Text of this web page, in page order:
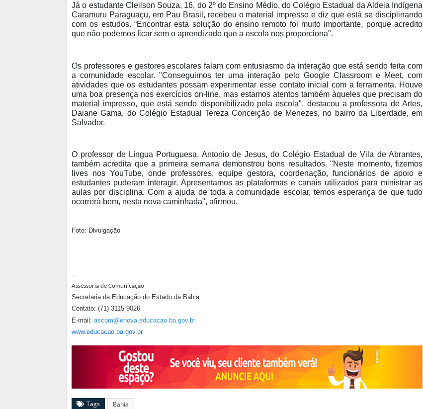
Já o estudante Cleilson Souza, 16, do 2º do Ensino Médio, do Colégio Estadual da Aldeia Indígena
Caramuru Paraguaçu, em Pau Brasil, recebeu o material impresso e diz que está se disciplinando
com os estudos. “Encontrar esta solução do ensino remoto foi muito importante, porque acredito
que não podemos ficar sem o aprendizado que a escola nos proporciona".
Os professores e gestores escolares falam com entusiasmo da interação que está sendo feita com
a comunidade escolar. "Conseguimos ter uma interação pelo Google Classroom e Meet, com
atividades que os estudantes possam experimentar esse contato inicial com a ferramenta. Houve
uma boa presença nos exercícios on-line, mas estamos atentos também àqueles que precisam do
material impresso, que está sendo disponibilizado pela escola", destacou a professora de Artes,
Daiane Gama, do Colégio Estadual Tereza Conceição de Menezes, no bairro da Liberdade, em
Salvador.
O professor de Língua Portuguesa, Antonio de Jesus, do Colégio Estadual de Vila de Abrantes,
também acredita que a primeira semana demonstrou bons resultados. "Neste momento, fizemos
lives nos YouTube, onde professores, equipe gestora, coordenação, funcionários de apoio e
estudantes puderam interagir. Apresentamos as plataformas e canais utilizados para ministrar as
aulas por disciplina. Com a ajuda de toda a comunidade escolar, temos esperança de que tudo
ocorrerá bem, nesta nova caminhada", afirmou.
Foto: Divulgação
--
Assessoria de Comunicação
Secretaria da Educação do Estado da Bahia
Contato: (71) 3115 9026
E-mail: ascom@enova.educacao.ba.gov.br
www.educacao.ba.gov.br
Tags Bahia